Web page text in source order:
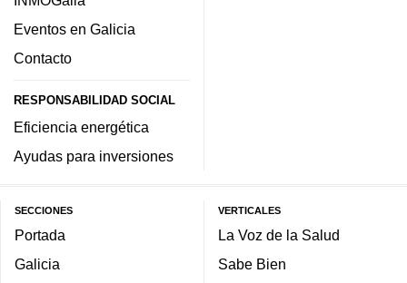
Eventos en Galicia
Contacto
RESPONSABILIDAD SOCIAL
Eficiencia energética
Ayudas para inversiones
SECCIONES
Portada
Galicia
VERTICALES
La Voz de la Salud
Sabe Bien